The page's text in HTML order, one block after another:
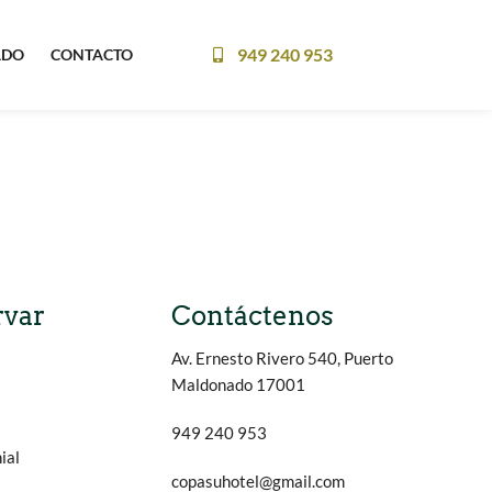
CONTACTO 949 240 953
Contáctenos
Av. Ernesto Rivero 540, Puerto
Maldonado 17001
949 240 953
copasuhotel@gmail.com